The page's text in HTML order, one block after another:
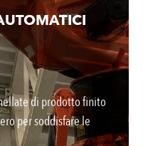
di prodotto finito
per soddisfare le